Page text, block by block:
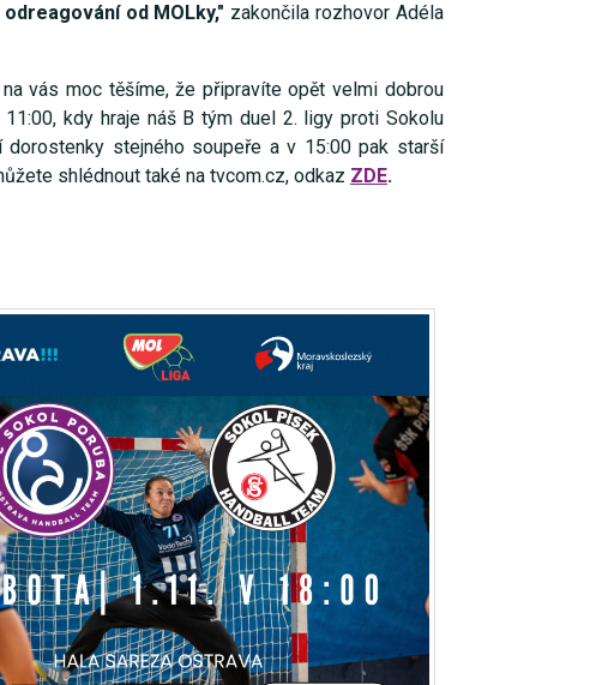
od MOLky," zakončila rozhovor Adéla
vás moc těšíme, že připravíte opět velmi dobrou
kdy hraje náš B tým duel 2. ligy proti Sokolu
stejného soupeře a v 15:00 pak starší
shlédnout také na tvcom.cz, odkaz ZDE.